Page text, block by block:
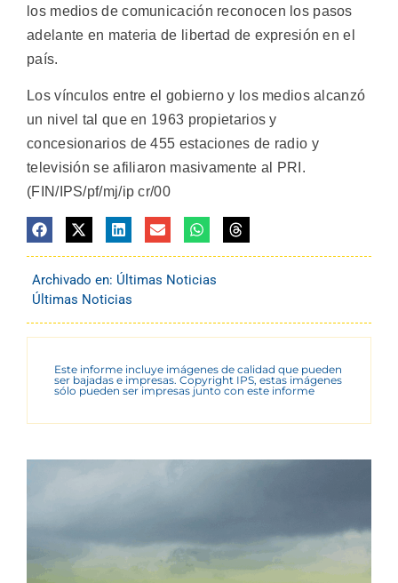
los medios de comunicación reconocen los pasos
adelante en materia de libertad de expresión en el
país.
Los vínculos entre el gobierno y los medios alcanzó
un nivel tal que en 1963 propietarios y
concesionarios de 455 estaciones de radio y
televisión se afiliaron masivamente al PRI.
(FIN/IPS/pf/mj/ip cr/00
Archivado en: Últimas Noticias
Últimas Noticias
Este informe incluye imágenes de calidad que pueden
ser bajadas e impresas. Copyright IPS, estas imágenes
sólo pueden ser impresas junto con este informe